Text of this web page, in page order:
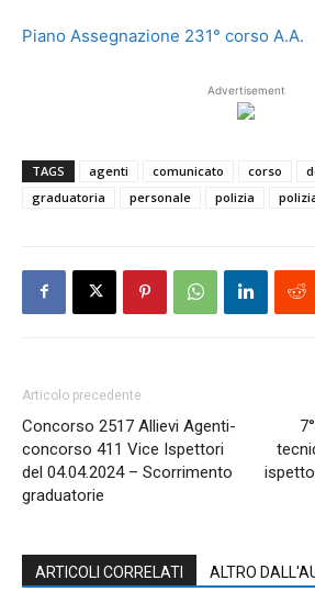
Piano Assegnazione 231° corso A.A.
Advertisement
TAGS agenti comunicato corso
graduatoria
personale polizia
Articolo precedente
Concorso 2517 Allievi Agenti-
concorso 411 Vice Ispettori
del 04.04.2024 – Scorrimento
graduatorie
ARTICOLI CORRELATI ALTRO